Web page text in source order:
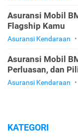
Asuransi Mobil
Flagship Kamu
Asuransi Kendaraan •
Asuransi Mobil
Perluasan, dan
Asuransi Kendaraan •
KATEGORI